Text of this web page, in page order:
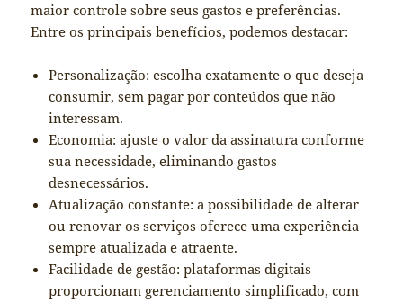
maior controle sobre seus gastos e preferências.
Entre os principais benefícios, podemos destacar:
Personalização: escolhaexatamente o que deseja
consumir, sem pagar por conteúdos que não
interessam.
Economia: ajuste o valor da assinatura conforme
sua necessidade, eliminando gastos
desnecessários.
Atualização constante: a possibilidade de alterar
ou renovar os serviços oferece uma experiência
sempre atualizada e atraente.
Facilidade de gestão: plataformas digitais
proporcionam gerenciamento simplificado, com